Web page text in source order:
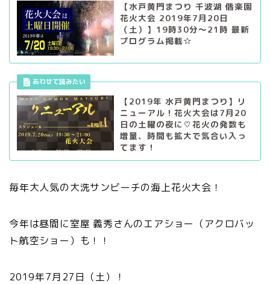
【水戸黄門まつり 千波湖 偕楽園
花火大会 2019年7月20日
（土）】19時30分〜21時 最新
プログラム掲載☆
【2019年 水戸黄門まつり】リ
ニューアル！花火大会は7月20
日の土曜の夜に♡花火の発数も
増量、時間も拡大で気合い入っ
てます！
毎年大人気の大洗サンビーチの海上花火大会！
今年は昼間に室屋 義秀さんのエアショー（アクロバッ
ト航空ショー）も！！
2019年7月27日（土）！